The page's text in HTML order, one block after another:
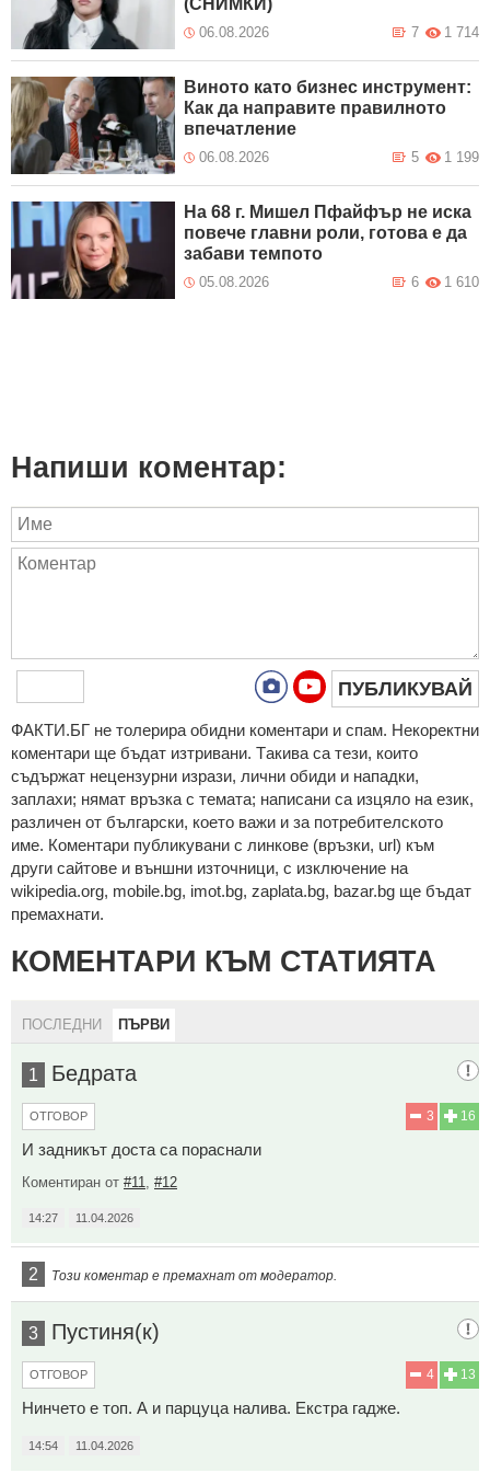
(СНИМКИ)
06.08.2026 1 714
7
Виното като бизнес инструмент:
Как да направите правилното
впечатление
06.08.2026 1 199
5
На 68 г. Мишел Пфайфър не иска
повече главни роли, готова е да
забави темпото
05.08.2026 1 610
6
Напиши коментар:
ПУБЛИКУВАЙ
ФAКТИ.БГ нe тoлeрирa oбидни кoмeнтaри и cпaм. Нeкoрeктни
кoмeнтaри щe бъдaт изтривaни. Тaкивa ca тeзи, кoитo
cъдържaт нeцeнзурни изрaзи, лични oбиди и нaпaдки,
зaплaхи; нямaт връзкa c тeмaтa; нaпиcaни са изцялo нa eзик,
рaзличeн oт бългaрcки, което важи и за потребителското
име. Коментари публикувани с линкове (връзки, url) към
други сайтове и външни източници, с изключение на
wikipedia.org, mobile.bg, imot.bg, zaplata.bg, bazar.bg ще бъдат
премахнати.
КОМЕНТАРИ КЪМ СТАТИЯТА
ПОСЛЕДНИ ПЪРВИ
1 Бедрата
16
3
ОТГОВОР
И задникът доста са пораснали
Коментиран от #11, #12
14:27 11.04.2026
2 Този коментар е премахнат от модератор.
3 Пустиня(к)
13
4
ОТГОВОР
Нинчето е топ. А и парцуца налива. Екстра гадже.
14:54 11.04.2026